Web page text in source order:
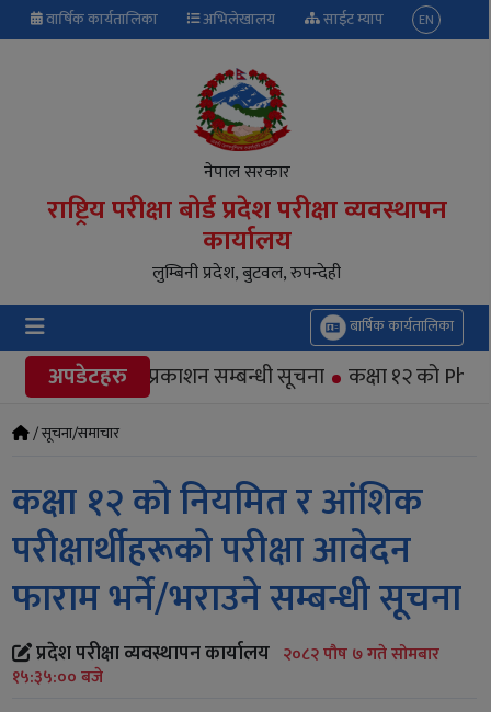
वार्षिक कार्यतालिका अभिलेखालय साईट म्याप EN
नेपाल सरकार
राष्ट्रिय परीक्षा बोर्ड प्रदेश परीक्षा व्यवस्थापन
कार्यालय
लुम्बिनी प्रदेश, बुटवल, रुपन्देही
बार्षिक कार्यतालिका
अपडेटहरु
चरणको नतिजा प्रकाशन सम्बन्धी सूचना कक्षा १२ को
/ सूचना/समाचार
कक्षा १२ को नियमित र आंशिक
परीक्षार्थीहरूको परीक्षा आवेदन
फाराम भर्ने/भराउने सम्बन्धी सूचना
प्रदेश परीक्षा व्यवस्थापन कार्यालय २०८२ पौष ७ गते सोमबार
१५:३५:०० बजे